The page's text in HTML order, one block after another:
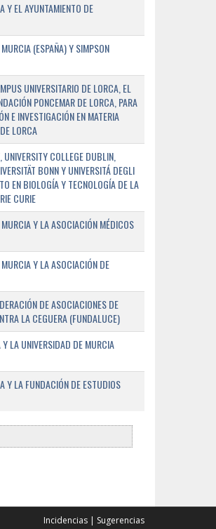
Y EL AYUNTAMIENTO DE
(ESPAÑA) Y SIMPSON
UNIVERSITARIO DE LORCA, EL
PONCEMAR DE LORCA, PARA
E INVESTIGACIÓN EN MATERIA
LORCA
UNIVERSITY COLLEGE DUBLIN,
BONN Y UNIVERSITÁ DEGLI
EN BIOLOGÍA Y TECNOLOGÍA DE LA
CURIE
Y LA ASOCIACIÓN MÉDICOS
Y LA ASOCIACIÓN DE
DE ASOCIACIONES DE
LA CEGUERA (FUNDALUCE)
LA UNIVERSIDAD DE MURCIA
Y LA FUNDACIÓN DE ESTUDIOS
Incidencias Sugerencias